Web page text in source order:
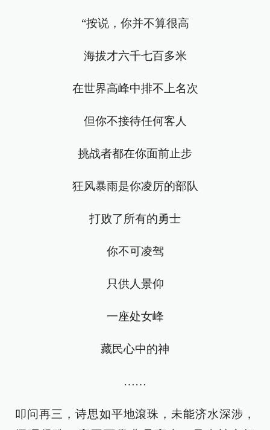
“按说，你并不算很高
海拔才六千七百多米
在世界高峰中排不上名次
但你不接待任何客人
挑战者都在你面前止步
狂风暴雨是你凌厉的部队
打败了所有的勇士
你不可凌驾
只供人景仰
一座处女峰
藏民心中的神
……
叩问再三，诗思如平地滾珠，未能济水深涉，